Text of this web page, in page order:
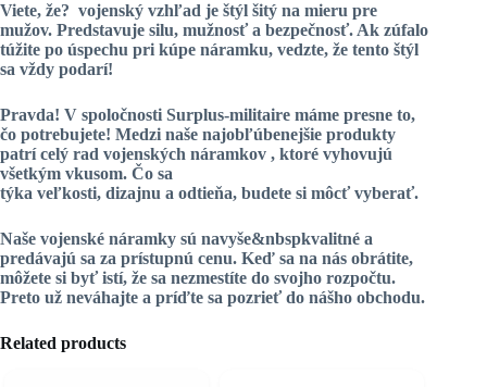
Viete, že? vojenský vzhľad je štýl šitý na mieru pre
mužov. Predstavuje silu, mužnosť a bezpečnosť. Ak zúfalo
túžite po úspechu pri kúpe náramku, vedzte, že tento štýl
sa vždy podarí!
Pravda! V spoločnosti Surplus-militaire máme presne to,
čo potrebujete! Medzi naše najobľúbenejšie produkty
patrí celý rad vojenských náramkov , ktoré vyhovujú
všetkým vkusom. Čo sa
týka veľkosti, dizajnu a odtieňa, budete si môcť vyberať.
Naše vojenské náramky sú navyše&nbspkvalitné a
predávajú sa za prístupnú cenu. Keď sa na nás obrátite,
môžete si byť istí, že sa nezmestíte do svojho rozpočtu.
Preto už neváhajte a príďte sa pozrieť do nášho obchodu.
Related products